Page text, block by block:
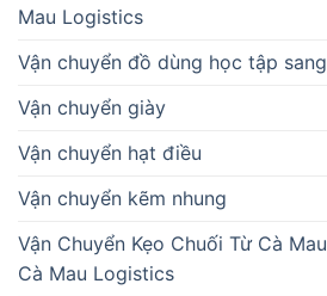
Mau Logistics
Vận chuyển đồ dùng học tập
Vận chuyển giày
Vận chuyển hạt điều
Vận chuyển kẽm nhung
Vận Chuyển Kẹo Chuối Từ Cà
Cà Mau Logistics